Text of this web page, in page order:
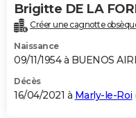
Brigitte DE LA
Créer une cagnotte
Naissance
09/11/1954 à BUENOS
Décès
16/04/2021 à Marly-le-Roi